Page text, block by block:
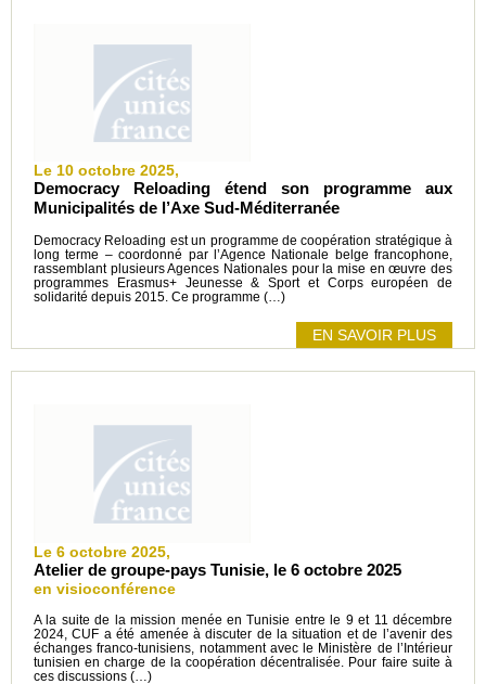
Le 10 octobre 2025,
Democracy Reloading étend son programme aux
Municipalités de l’Axe Sud-Méditerranée
Democracy Reloading est un programme de coopération stratégique à
long terme – coordonné par l’Agence Nationale belge francophone,
rassemblant plusieurs Agences Nationales pour la mise en œuvre des
programmes Erasmus+ Jeunesse & Sport et Corps européen de
solidarité depuis 2015. Ce programme (…)
EN SAVOIR PLUS
Le 6 octobre 2025,
Atelier de groupe-pays Tunisie, le 6 octobre 2025
en visioconférence
A la suite de la mission menée en Tunisie entre le 9 et 11 décembre
2024, CUF a été amenée à discuter de la situation et de l’avenir des
échanges franco-tunisiens, notamment avec le Ministère de l’Intérieur
tunisien en charge de la coopération décentralisée. Pour faire suite à
ces discussions (…)